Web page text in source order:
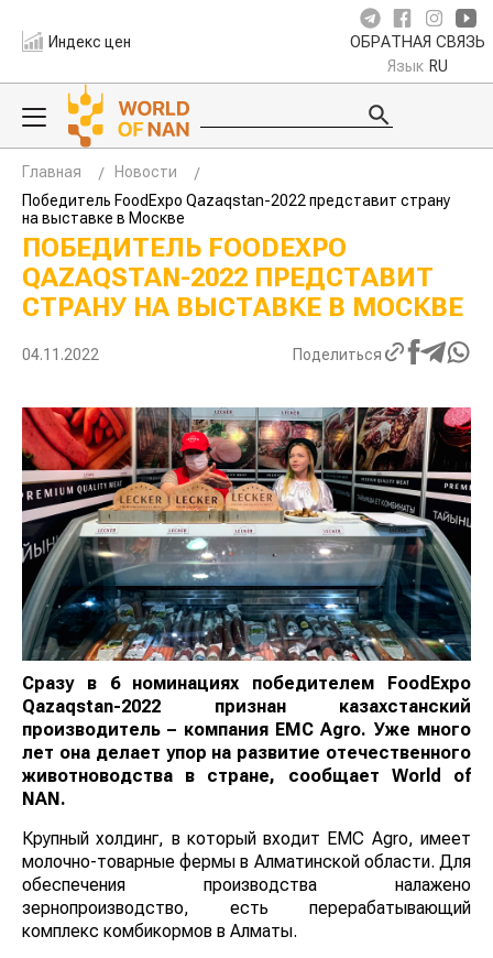
Индекс цен ОБРАТНАЯ СВЯЗЬ
Язык RU
Главная
Новости
Победитель FoodExpo Qazaqstan-2022 представит страну
на выставке в Москве
ПОБЕДИТЕЛЬ FOODEXPO
QAZAQSTAN-2022 ПРЕДСТАВИТ
СТРАНУ НА ВЫСТАВКЕ В МОСКВЕ
04.11.2022 Поделиться
Сразу в 6 номинациях победителем FoodExpo
Qazaqstan-2022 признан казахстанский
производитель – компания EMC Agro. Уже много
лет она делает упор на развитие отечественного
животноводства в стране, сообщает World
of
NAN.
Крупный холдинг, в который входит EMC Agro, имеет
молочно-товарные фермы в Алматинской области. Для
обеспечения производства налажено
зернопроизводство, есть перерабатывающий
комплекс комбикормов в Алматы.